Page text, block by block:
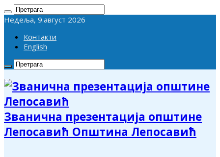
Недеља, 9.август 2026
Контакти
English
Званична презентација општине
Лепосавић Општина Лепосавић